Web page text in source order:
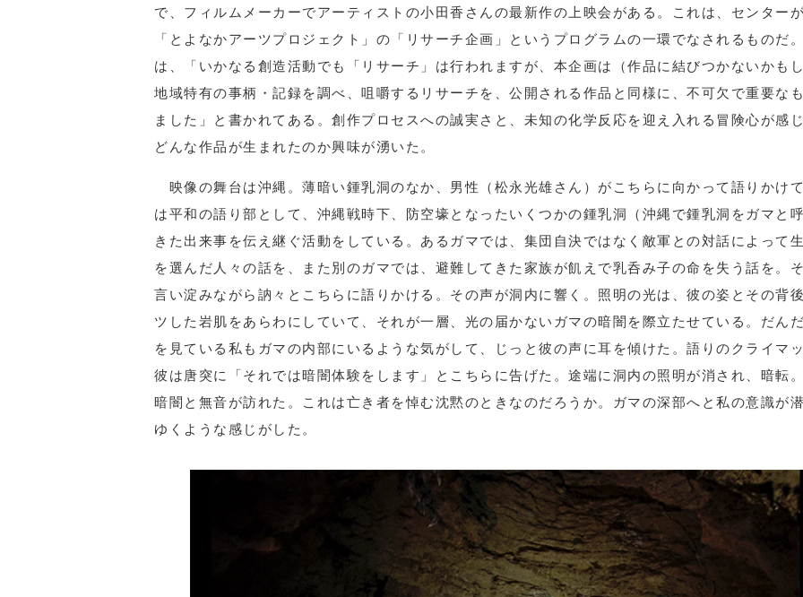
で、フィルムメーカーでアーティストの小田香さんの最新作の上映会がある。これは、センター
「とよなかアーツプロジェクト」の「リサーチ企画」というプログラムの一環でなされるものだ
は、「いかなる創造活動でも「リサーチ」は行われますが、本企画は（作品に結びつかないかもし
地域特有の事柄・記録を調べ、咀嚼するリサーチを、公開される作品と同様に、不可欠で重要な
ました」と書かれてある。創作プロセスへの誠実さと、未知の化学反応を迎え入れる冒険心が感じ
どんな作品が生まれたのか興味が湧いた。
映像の舞台は沖縄。薄暗い鍾乳洞のなか、男性（松永光雄さん）がこちらに向かって語りかけ
は平和の語り部として、沖縄戦時下、防空壕となったいくつかの鍾乳洞（沖縄で鍾乳洞をガマと
きた出来事を伝え継ぐ活動をしている。あるガマでは、集団自決ではなく敵軍との対話によって
を選んだ人々の話を、また別のガマでは、避難してきた家族が飢えで乳呑み子の命を失う話を。そ
言い淀みながら訥々とこちらに語りかける。その声が洞内に響く。照明の光は、彼の姿とその背
ツした岩肌をあらわにしていて、それが一層、光の届かないガマの暗闇を際立たせている。だん
を見ている私もガマの内部にいるような気がして、じっと彼の声に耳を傾けた。語りのクライマッ
彼は唐突に「それでは暗闇体験をします」とこちらに告げた。途端に洞内の照明が消され、暗転
暗闇と無音が訪れた。これは亡き者を悼む沈黙のときなのだろうか。ガマの深部へと私の意識が
ゆくような感じがした。